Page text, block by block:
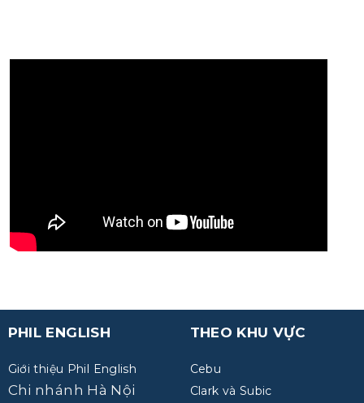
PHIL ENGLISH
Giới thiệu Phil English
Chi nhánh Hà Nội
THEO KHU VỰC
Cebu
Clark và Subic